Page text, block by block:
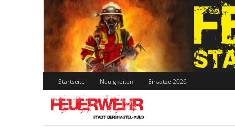
Skip
to
content
Startseite Neuigkeiten Einsätze 2026